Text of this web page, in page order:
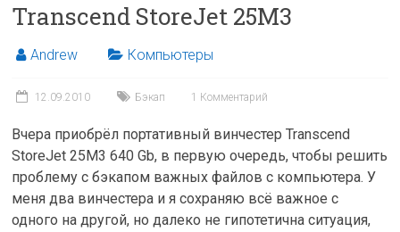
Transcend StoreJet 25M3
Andrew Компьютеры
12.09.2010 Бэкап 1 Комментарий
Вчера приобрёл портативный винчестер Transcend
StoreJet 25M3 640 Gb, в первую очередь, чтобы решить
проблему с бэкапом важных файлов с компьютера. У
меня два винчестера и я сохраняю всё важное с
одного на другой, но далеко не гипотетична ситуация,